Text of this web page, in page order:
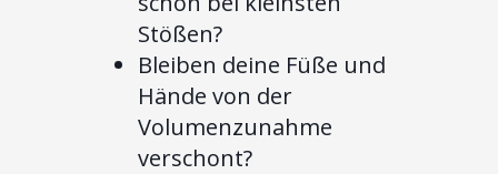
Stößen?
Bleiben deine Füße und
Hände von der
Volumenzunahme
verschont?